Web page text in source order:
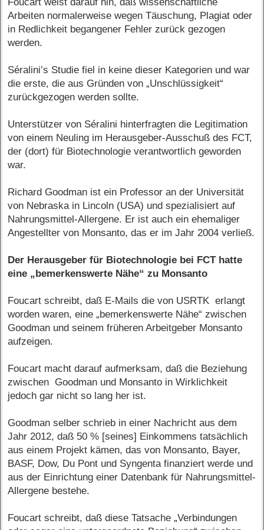
Arbeiten normalerweise wegen Täuschung, Plagiat oder
in Redlichkeit begangener Fehler zurück gezogen
werden.
Séralini’s Studie fiel in keine dieser Kategorien und war
die erste, die aus Gründen von „Unschlüssigkeit“
zurückgezogen werden sollte.
Unterstützer von Séralini hinterfragten die Legitimation
von einem Neuling im Herausgeber-Ausschuß des FCT,
der (dort) für Biotechnologie verantwortlich geworden
war.
Richard Goodman ist ein Professor an der Universität
von Nebraska in Lincoln (USA) und spezialisiert auf
Nahrungsmittel-Allergene. Er ist auch ein ehemaliger
Angestellter von Monsanto, das er im Jahr 2004 verließ.
Der Herausgeber für Biotechnologie bei FCT hatte
eine „bemerkenswerte Nähe“ zu Monsanto
Foucart schreibt, daß E-Mails die von USRTK erlangt
worden waren, eine „bemerkenswerte Nähe“ zwischen
Goodman und seinem früheren Arbeitgeber Monsanto
aufzeigen.
Foucart macht darauf aufmerksam, daß die Beziehung
zwischen Goodman und Monsanto in Wirklichkeit
jedoch gar nicht so lang her ist.
Goodman selber schrieb in einer Nachricht aus dem
Jahr 2012, daß 50 % [seines] Einkommens tatsächlich
aus einem Projekt kämen, das von Monsanto, Bayer,
BASF, Dow, Du Pont und Syngenta finanziert werde und
aus der Einrichtung einer Datenbank für Nahrungsmittel-
Allergene bestehe.
Foucart schreibt, daß diese Tatsache „Verbindungen